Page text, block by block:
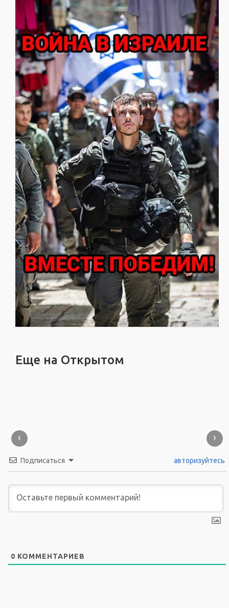
Еще на Открытом
‹ ›
Подписаться авторизуйтесь
0 КОММЕНТАРИЕВ